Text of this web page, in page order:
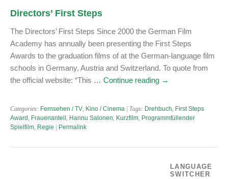
Directors’ First Steps
The Directors’ First Steps Since 2000 the German Film
Academy has annually been presenting the First Steps
Awards to the graduation films of at the German-language film
schools in Germany, Austria and Switzerland. To quote from
the official website: “This … Continue reading →
Categories: Fernsehen / TV, Kino / Cinema | Tags: Drehbuch, First Steps
Award , Frauenanteil , Hannu Salonen, Kurzfilm, Programmfüllender
Spielfilm, Regie Permalink
LANGUAGE
SWITCHER